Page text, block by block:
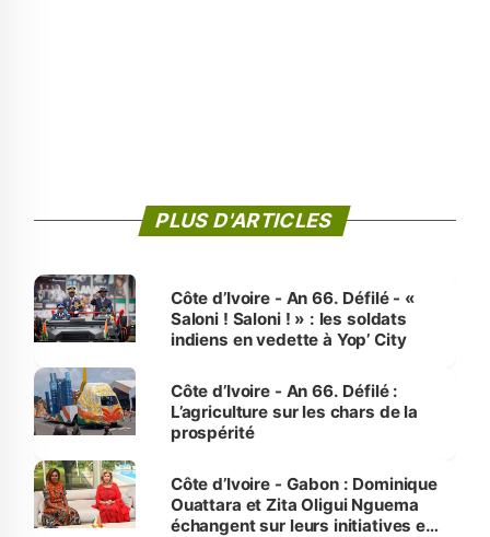
PLUS D'ARTICLES
Côte d’Ivoire - An 66. Défilé - «
Saloni ! Saloni ! » : les soldats
indiens en vedette à Yop’ City
Côte d’Ivoire - An 66. Défilé :
L’agriculture sur les chars de la
prospérité
Côte d’Ivoire - Gabon : Dominique
Ouattara et Zita Oligui Nguema
échangent sur leurs initiatives en